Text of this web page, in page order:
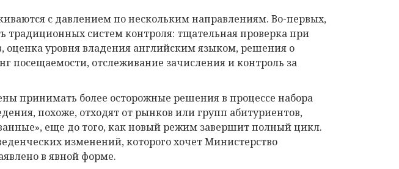
с давлением по нескольким направлениям. Во-первых,
традиционных систем контроля: тщательная проверка при
оценка уровня владения английским языком, решения о
посещаемости, отслеживание зачисления и контроль за
принимать более осторожные решения в процессе набора
похоже, отходят от рынков или групп абитуриентов,
еще до того, как новый режим завершит полный цикл.
изменений, которого хочет Министерство
в явной форме.